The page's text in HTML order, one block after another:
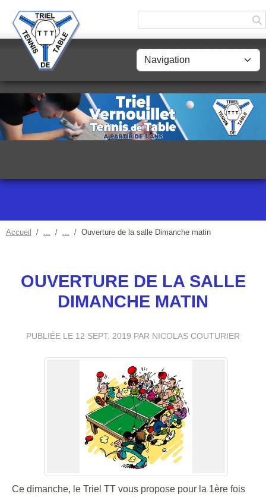
Accueil Ouverture de la salle Dimanche matin
OUVERTURE DE LA SALLE
DIMANCHE MATIN
PUBLIÉE LE 12 SEPT. 2019 PAR NICOLAS COUTURIER
Ce dimanche, le Triel TT vous propose pour la 1ère fois